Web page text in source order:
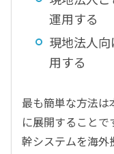
運用する
現地法人
用する
最も簡単な方法
に展開すること
幹システムを海外